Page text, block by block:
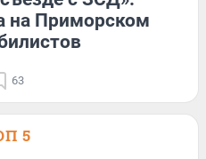
на Приморском
63
5